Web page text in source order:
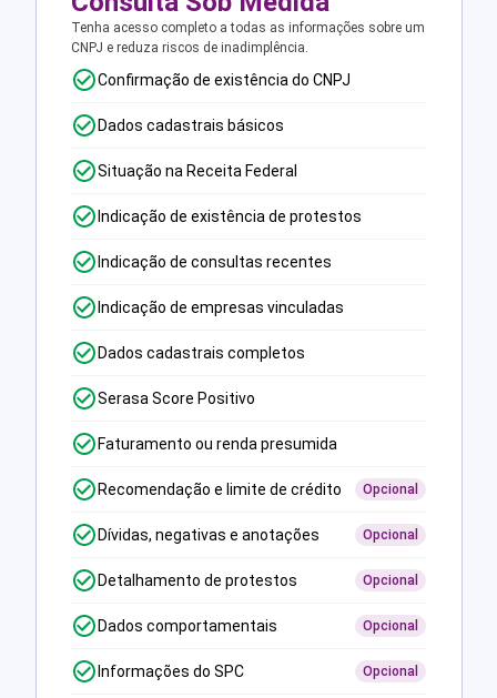
Tenha acesso completo a todas as informações sobre um
CNPJ e reduza riscos de inadimplência.
Confirmação de existência do CNPJ
Dados cadastrais básicos
Situação na Receita Federal
Indicação de existência de protestos
Indicação de consultas recentes
Indicação de empresas vinculadas
Dados cadastrais completos
Serasa Score Positivo
Faturamento ou renda presumida
Recomendação e limite de crédito Opcional
Dívidas, negativas e anotações Opcional
Detalhamento de protestos Opcional
Dados comportamentais Opcional
Informações do SPC Opcional